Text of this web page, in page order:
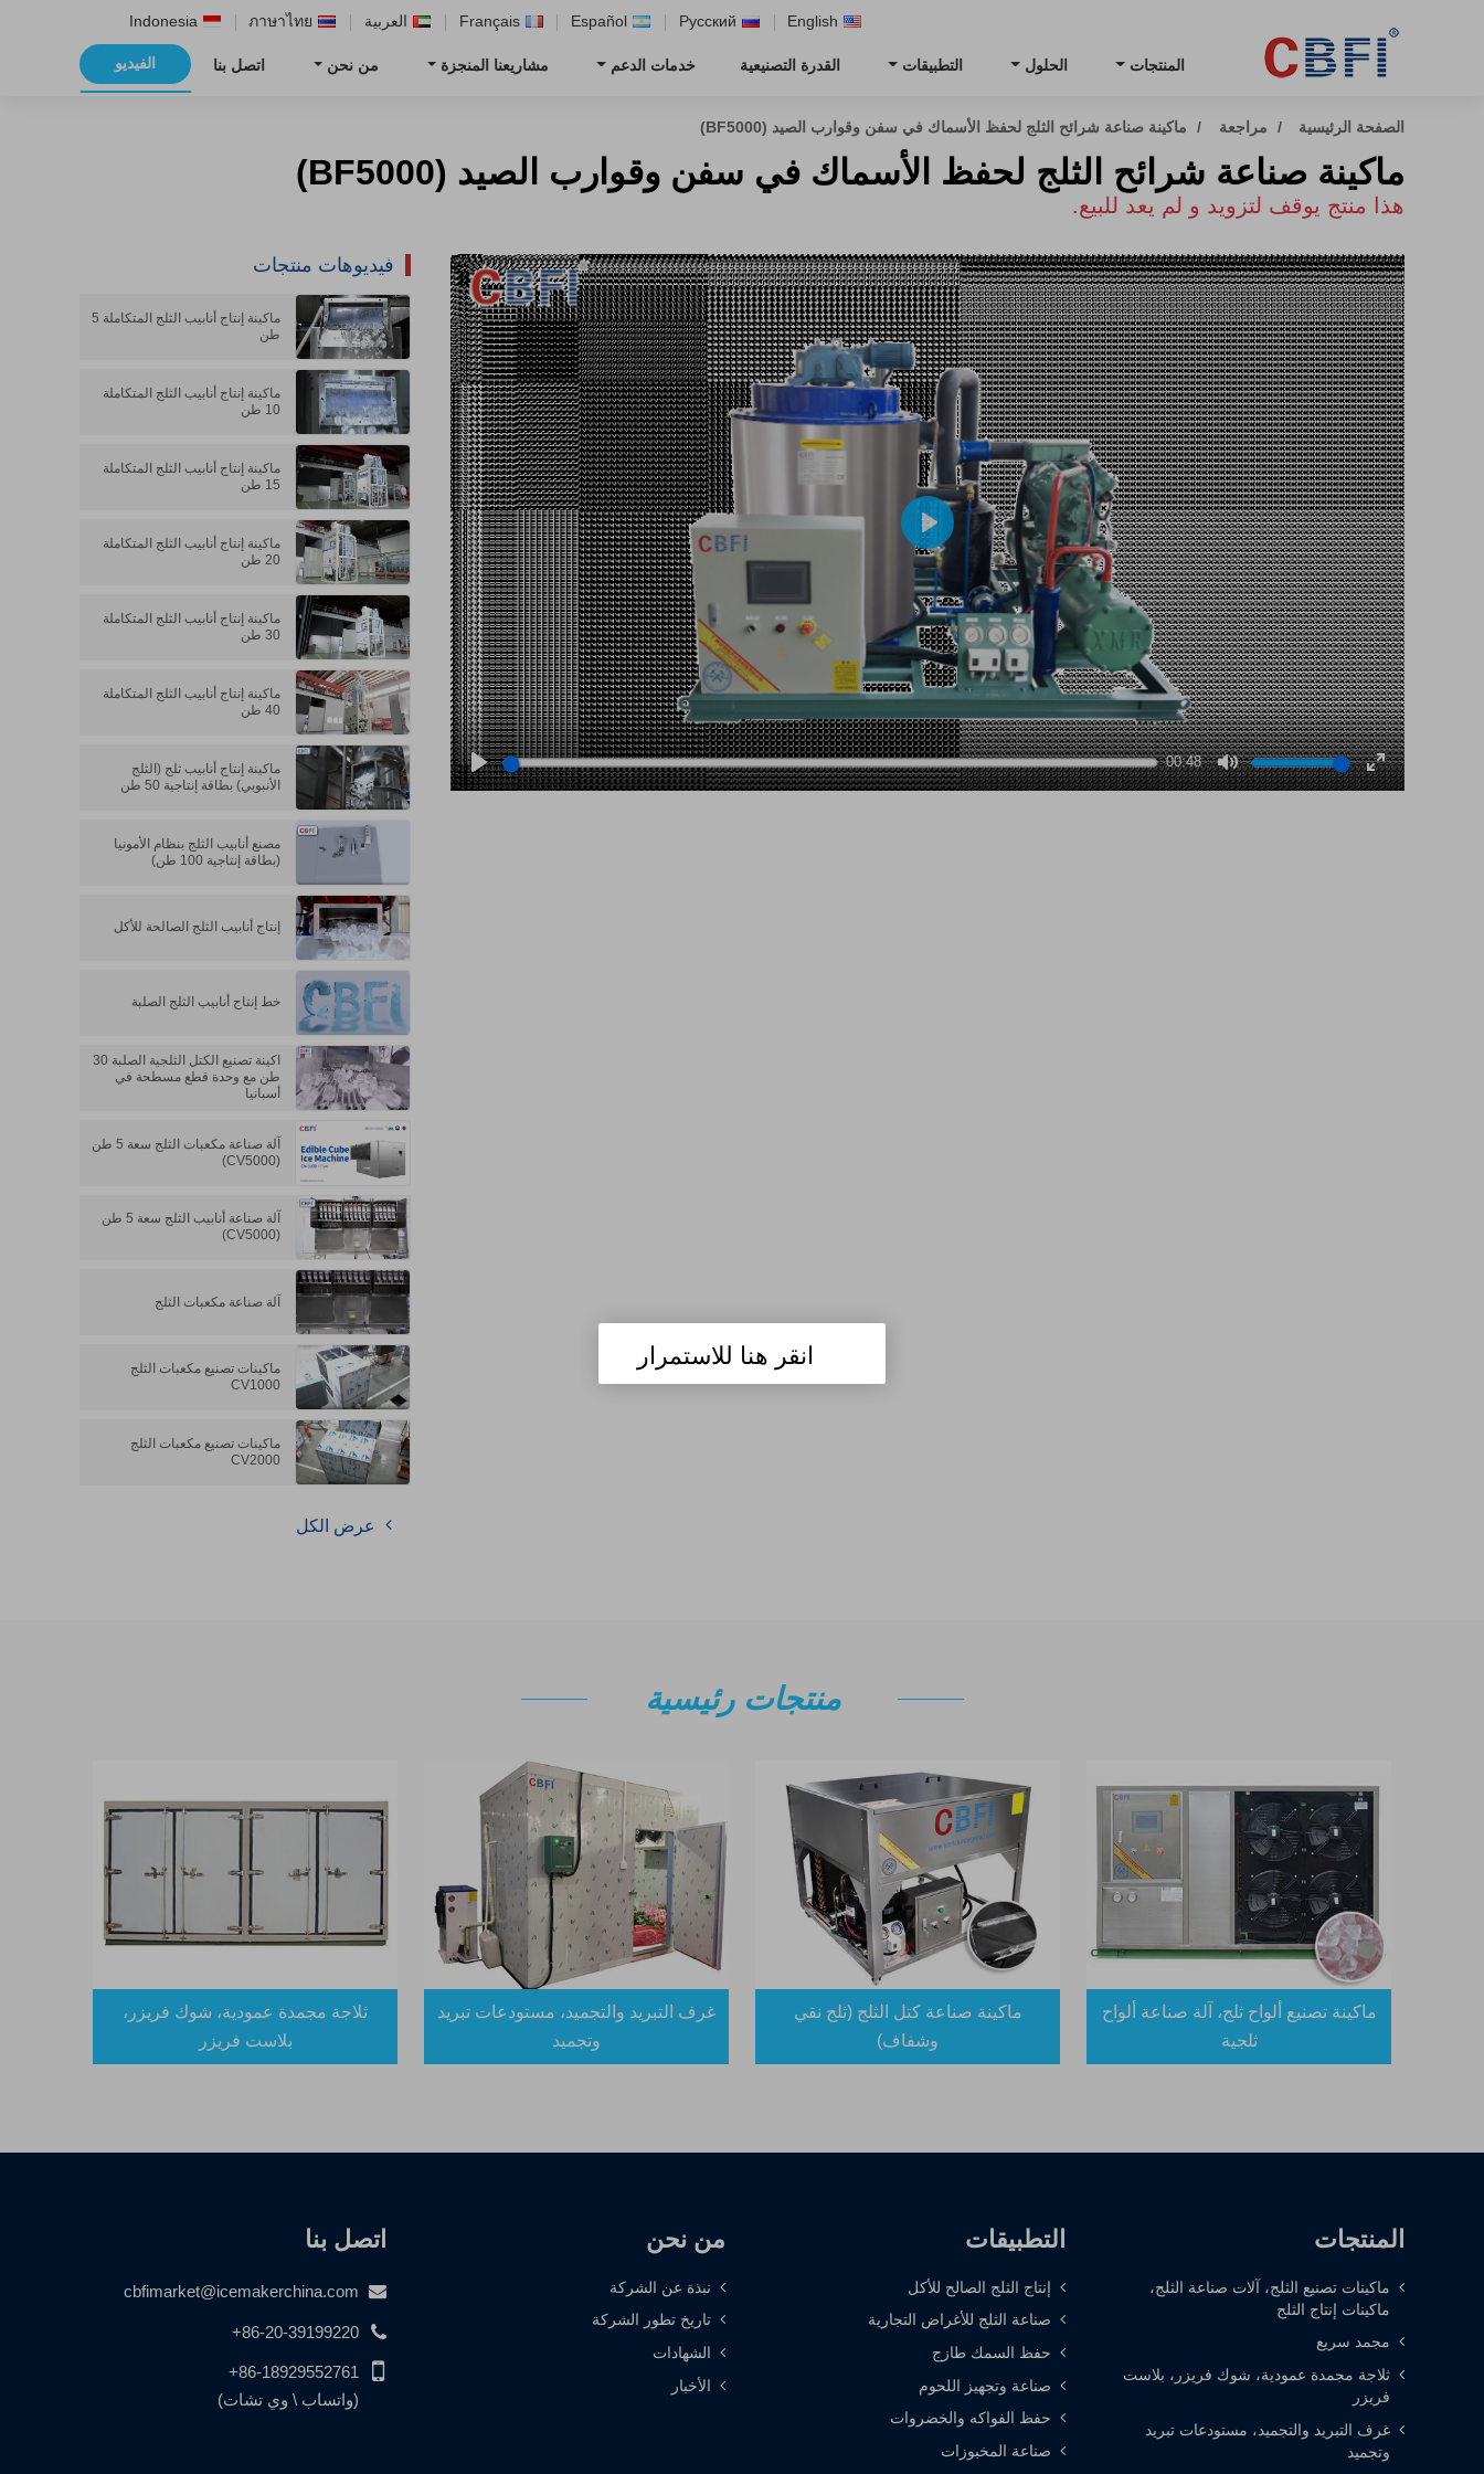
English
Русский
Español
Français العربية ภาษาไทย
Indonesia
المنتجات الحلول التطبيقات القدرة التصنيعية خدمات الدعم مشاريعنا المنجزة من نحن اتصل بنا الفيديو
الصفحة الرئيسية مراجعة ماكينة صناعة شرائح الثلج لحفظ الأسماك في سفن وقوارب الصيد (BF5000)
ماكينة صناعة شرائح الثلج لحفظ الأسماك في سفن وقوارب الصيد (BF5000)
هذا منتج يوقف لتزويد و لم يعد للبيع.
Play
00:48
Mute
Enter
Play
فيديوهات منتجات
ماكينة إنتاج أنابيب الثلج المتكاملة 5
طن
ماكينة إنتاج أنابيب الثلج المتكاملة
10 طن
ماكينة إنتاج أنابيب الثلج المتكاملة
15 طن
ماكينة إنتاج أنابيب الثلج المتكاملة
20 طن
ماكينة إنتاج أنابيب الثلج المتكاملة
30 طن
ماكينة إنتاج أنابيب الثلج المتكاملة
40 طن
ماكينة إنتاج أنابيب ثلج (الثلج
الأنبوبي) بطاقة إنتاجية 50 طن
مصنع أنابيب الثلج بنظام الأمونيا
(بطاقة إنتاجية 100 طن)
إنتاج أنابيب الثلج الصالحة للأكل
خط إنتاج أنابيب الثلج الصلبة
اكينة تصنيع الكتل الثلجية الصلبة 30
طن مع وحدة قطع مسطحة في
أسبانيا
آلة صناعة مكعبات الثلج سعة 5 طن
(CV5000)
آلة صناعة أنابيب الثلج سعة 5 طن
(CV5000)
آلة صناعة مكعبات الثلج
ماكينات تصنيع مكعبات الثلج
CV1000
ماكينات تصنيع مكعبات الثلج
CV2000
عرض الكل
منتجات رئيسية
ماكينة تصنيع ألواح ثلج، آلة صناعة ألواح
ثلجية
ماكينة صناعة كتل الثلج (ثلج نقي
وشفاف)
غرف التبريد والتجميد، مستودعات تبريد
وتجميد
ثلاجة مجمدة عمودية، شوك فريزر،
بلاست فريزر
المنتجات
ماكينات تصنيع الثلج، آلات صناعة الثلج،
ماكينات إنتاج الثلج
مجمد سريع
ثلاجة مجمدة عمودية، شوك فريزر، بلاست
فريزر
غرف التبريد والتجميد، مستودعات تبريد
وتجميد
التطبيقات
إنتاج الثلج الصالح للأكل
صناعة الثلج للأغراض التجارية
حفظ السمك طازج
صناعة وتجهيز اللحوم
حفظ الفواكه والخضروات
صناعة المخبوزات
من نحن
نبذة عن الشركة
تاريخ تطور الشركة
الشهادات
الأخبار
اتصل بنا
cbfimarket@icemakerchina.com
+86-20-39199220
+86-18929552761
(واتساب \ وي تشات)
انقر هنا للاستمرار